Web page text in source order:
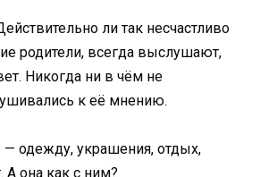
ли так несчастливо
родители, всегда выслушают,
Никогда ни в чём не
к её мнению.
одежду, украшения, отдых,
А она как с ним?